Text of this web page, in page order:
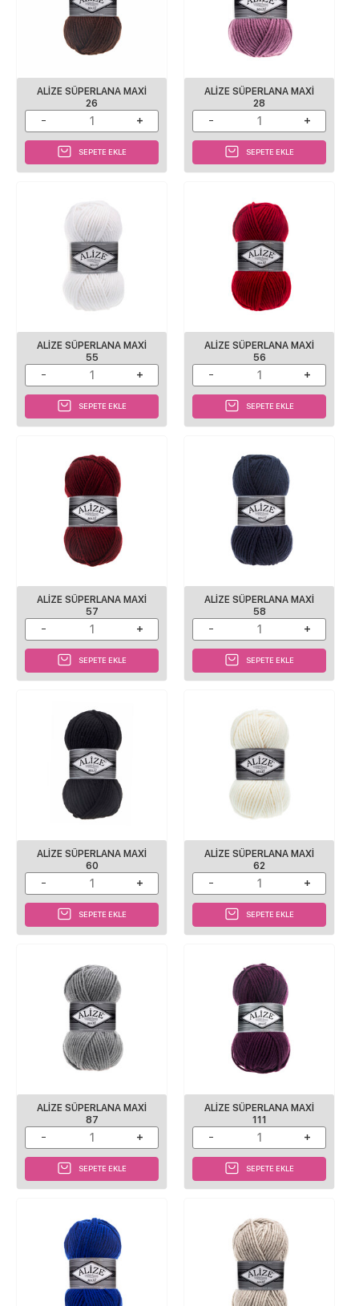
ALİZE SÜPERLANA MAXİ
26
SEPETE EKLE
ALİZE SÜPERLANA MAXİ
28
SEPETE EKLE
ALİZE SÜPERLANA MAXİ
55
SEPETE EKLE
ALİZE SÜPERLANA MAXİ
56
SEPETE EKLE
ALİZE SÜPERLANA MAXİ
57
SEPETE EKLE
ALİZE SÜPERLANA MAXİ
58
SEPETE EKLE
ALİZE SÜPERLANA MAXİ
60
SEPETE EKLE
ALİZE SÜPERLANA MAXİ
62
SEPETE EKLE
ALİZE SÜPERLANA MAXİ
87
SEPETE EKLE
ALİZE SÜPERLANA MAXİ
111
SEPETE EKLE